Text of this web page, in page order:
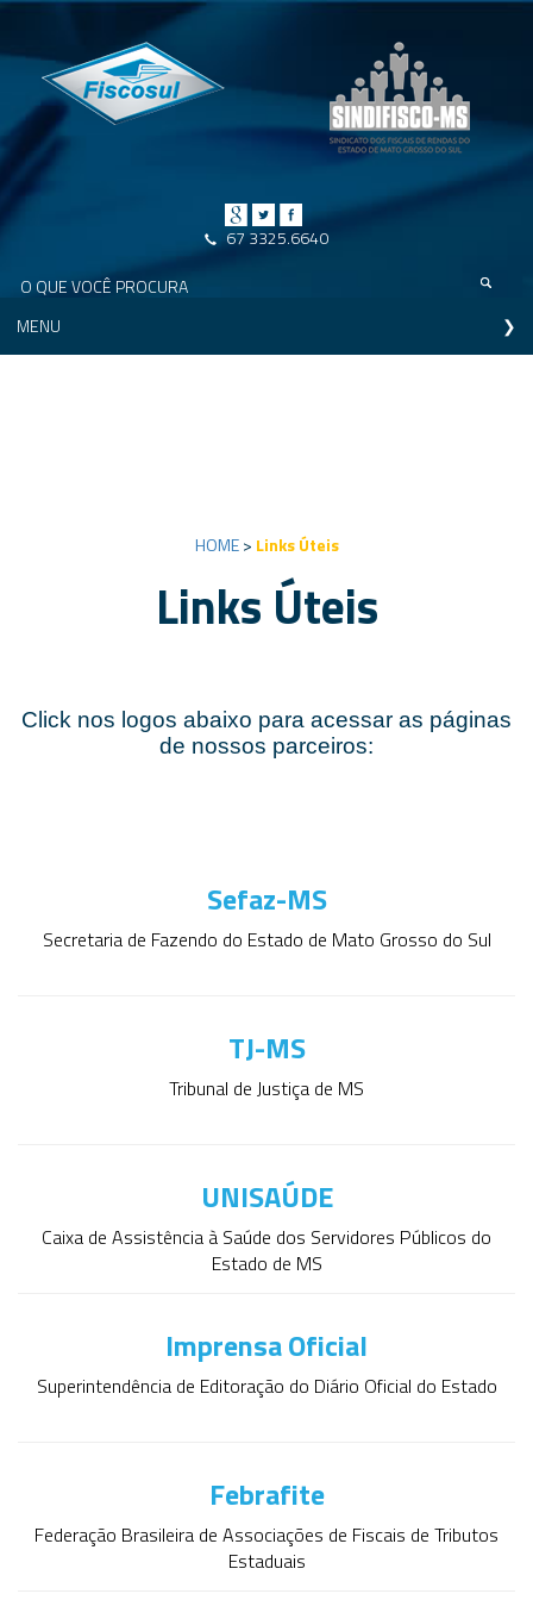
67 3325.6640
MENU
HOME> Links Úteis
Links Úteis
Click nos logos abaixo para acessar as páginas
de nossos parceiros:
Sefaz-MS
Secretaria de Fazendo do Estado de Mato Grosso do Sul
TJ-MS
Tribunal de Justiça de MS
UNISAÚDE
Caixa de Assistência à Saúde dos Servidores Públicos do
Estado de MS
Imprensa Oficial
Superintendência de Editoração do Diário Oficial do Estado
Febrafite
Federação Brasileira de Associações de Fiscais de Tributos
Estaduais